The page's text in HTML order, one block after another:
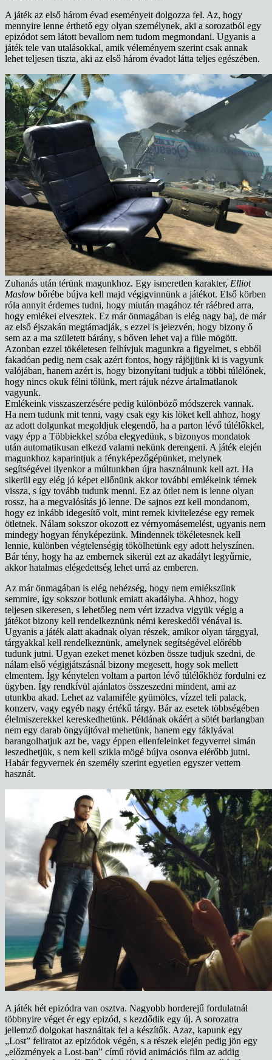
A játék az első három évad eseményeit dolgozza fel. Az, hogy
mennyire lenne érthető egy olyan személynek, aki a sorozatból egy
epizódot sem látott bevallom nem tudom megmondani. Ugyanis a
játék tele van utalásokkal, amik véleményem szerint csak annak
lehet teljesen tiszta, aki az első három évadot látta teljes egészében.
Zuhanás után térünk magunkhoz. Egy ismeretlen karakter, Elliot
Maslow bőrébe bújva kell majd végigvinnünk a játékot. Első körben
róla annyit érdemes tudni, hogy miután magához tér ráébred arra,
hogy emlékei elvesztek. Ez már önmagában is elég nagy baj, de már
az első éjszakán megtámadják, s ezzel is jelezvén, hogy bizony ő
sem az a ma született bárány, s bőven lehet vaj a füle mögött.
Azonban ezzel tökéletesen felhívjuk magunkra a figyelmet, s ebből
fakadóan pedig nem csak azért fontos, hogy rájöjjünk ki is vagyunk
valójában, hanem azért is, hogy bizonyítani tudjuk a többi túlélőnek,
hogy nincs okuk félni tőlünk, mert rájuk nézve ártalmatlanok
vagyunk.
Emlékeink visszaszerzésére pedig különböző módszerek vannak.
Ha nem tudunk mit tenni, vagy csak egy kis löket kell ahhoz, hogy
az adott dolgunkat megoldjuk elegendő, ha a parton lévő túlélőkkel,
vagy épp a Többiekkel szóba elegyedünk, s bizonyos mondatok
után automatikusan elkezd valami nekünk derengeni. A játék elején
magunkhoz kaparintjuk a fényképezőgépünket, melynek
segítségével ilyenkor a múltunkban újra használnunk kell azt. Ha
sikerül egy elég jó képet ellőnünk akkor további emlékeink térnek
vissza, s így tovább tudunk menni. Ez az ötlet nem is lenne olyan
rossz, ha a megvalósítás jó lenne. De sajnos ezt kell mondanom,
hogy ez inkább idegesítő volt, mint remek kivitelezése egy remek
ötletnek. Nálam sokszor okozott ez vérnyomásemelést, ugyanis nem
mindegy hogyan fényképezünk. Mindennek tökéletesnek kell
lennie, különben végtelenségig tökölhetünk egy adott helyszínen.
Bár tény, hogy ha az embernek sikerül ezt az akadályt legyűrnie,
akkor hatalmas elégedettség lehet urrá az emberen.
Az már önmagában is elég nehézség, hogy nem emlékszünk
semmire, így sokszor botlunk emiatt akadályba. Ahhoz, hogy
teljesen sikeresen, s lehetőleg nem vért izzadva vigyük végig a
játékot bizony kell rendelkeznünk némi kereskedői vénával is.
Ugyanis a játék alatt akadnak olyan részek, amikor olyan tárggyal,
tárgyakkal kell rendelkeznünk, amelynek segítségével előrébb
tudunk jutni. Ugyan ezeket menet közben össze tudjuk szedni, de
nálam első végigjátszásnál bizony megesett, hogy sok mellett
elmentem. Így kénytelen voltam a parton lévő túlélőkhöz fordulni ez
ügyben. Így rendkívül ajánlatos összeszedni mindent, ami az
utunkba akad. Lehet az valamiféle gyümölcs, vízzel teli palack,
konzerv, vagy egyéb nagy értékű tárgy. Bár az esetek többségében
élelmiszerekkel kereskedhetünk. Példának okáért a sötét barlangban
nem egy darab öngyújtóval mehetünk, hanem egy fáklyával
barangolhatjuk azt be, vagy éppen ellenfeleinket fegyverrel simán
leszedhetjük, s nem kell szikla mögé bújva osonva elérőbb jutni.
Habár fegyvernek én személy szerint egyetlen egyszer vettem
hasznát.
A játék hét epizódra van osztva. Nagyobb horderejű fordulatnál
többnyire véget ér egy epizód, s kezdődik egy új. A sorozatra
jellemző dolgokat használtak fel a készítők. Azaz, kapunk egy
„Lost” feliratot az epizódok végén, s a részek elején pedig jön egy
„előzmények a Lost-ban” című rövid animációs film az addig